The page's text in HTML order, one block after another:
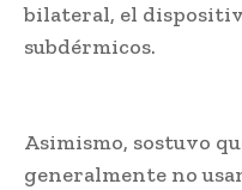
bilateral, el
subdérmicos.
Asimismo, sostuvo
generalmente no